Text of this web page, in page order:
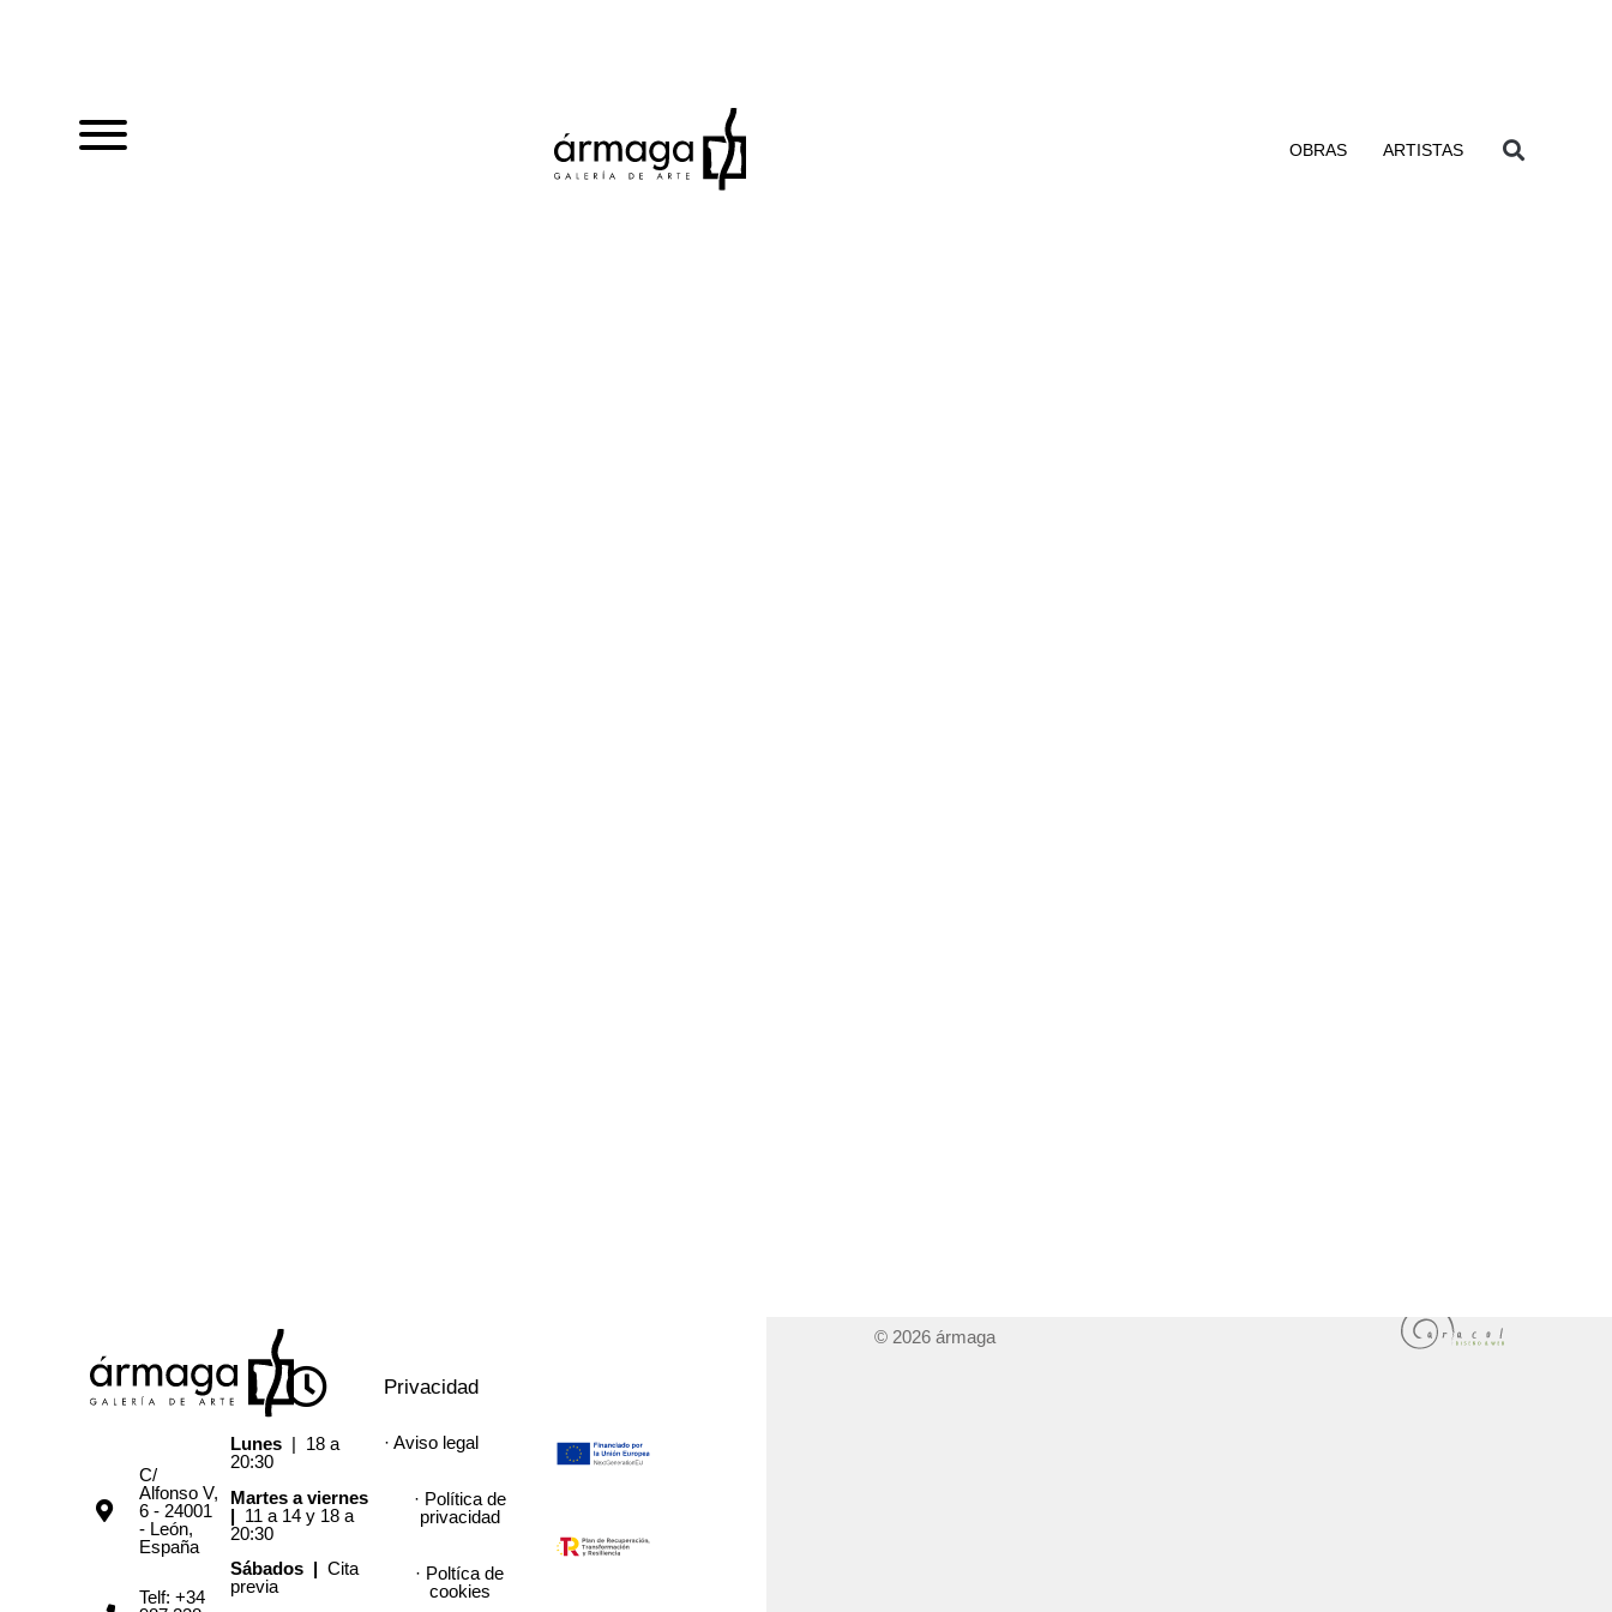
OBRAS ARTISTAS
C/
Alfonso V,
6 - 24001
- León,
España
Telf: +34
Lunes | 18 a
20:30
Martes a viernes
| 11 a 14 y 18 a
20:30
Sábados |Cita
previa
Privacidad
· Aviso legal
· Política de
privacidad
· Poltíca de
cookies
© 2026 ármaga